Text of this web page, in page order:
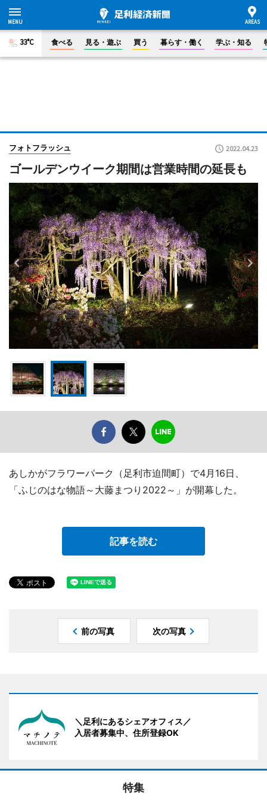
33°C 食べる 見る・遊ぶ 買う 暮らす・働く 学ぶ・知る
フォトフラッシュ 2022.04.23
ゴールデンウイーク期間は営業時間の延長も
あしかがフラワーパーク（足利市迫間町）で4月16日、
「ふじのはな物語～大藤まつり2022～」が開幕した。
記事を読む
前の写真 次の写真
＼足利にあるシェアオフィス／
入居者募集中、住所登録OK
特集